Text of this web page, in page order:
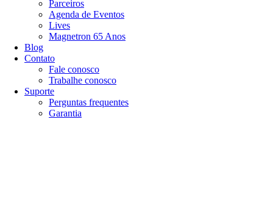
Parceiros
Agenda de Eventos
Lives
Magnetron 65 Anos
Blog
Contato
Fale conosco
Trabalhe conosco
Suporte
Perguntas frequentes
Garantia